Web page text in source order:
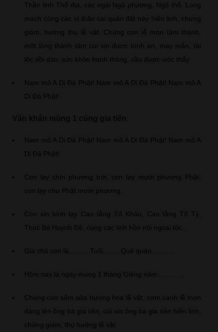
Thần linh Thổ địa, các ngài Ngũ phương, Ngũ thổ, Long
mạch cùng các vị thần cai quản đất này hiển linh, chưng
giám, hưởng thụ lễ vật. Chúng con lễ mọn tâm thành,
một lòng thành tâm cúi xin được bình an, may mắn, tài
lộc dồi dào, sức khỏe hanh thông, cầu được ước thấy.
Nam mô A Di Đà Phật! Nam mô A Di Đà Phật! Nam mô A
Di Đà Phật!
Nam mô A Di Đà Phật! Nam mô A Di Đà Phật! Nam mô A
Di Đà Phật!
Con lạy chín phương trời, con lạy mười phương Phật,
con lạy chư Phật mười phương.
Con xin kính lạy Cao tằng Tổ Khảo, Cao tằng Tổ Tỷ,
Thúc Bá Huynh Đệ, cùng các linh hồn nội ngoại tộc.
Gia chủ con là...........Tuổi.........Quê quán............
Hôm nay là ngày mùng 1 tháng Giêng năm..............
Chúng con sắm sửa hương hoa lễ vật, cơm canh lễ mọn
dâng lên ông bà gia tiên, cúi xin ông bà gia tiên hiển linh,
chứng giám, thụ hưởng lễ vật.